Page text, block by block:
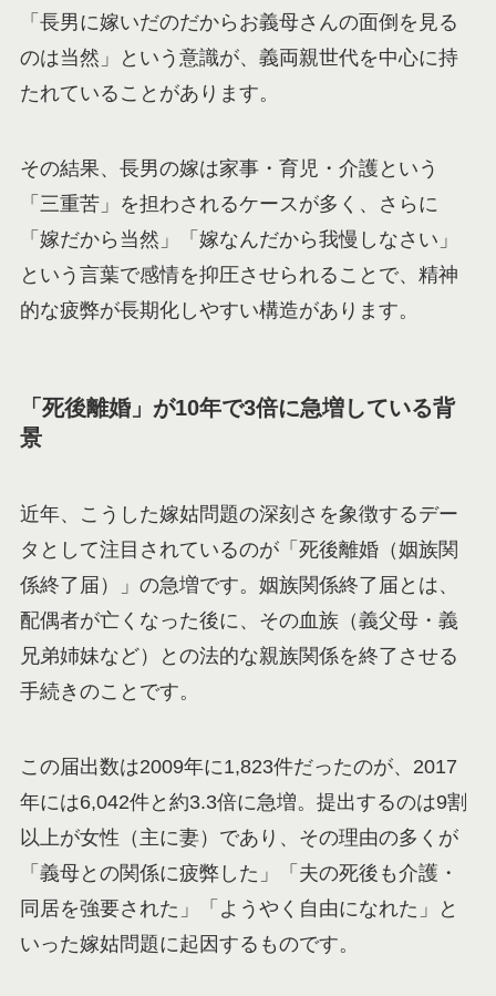
「長男に嫁いだのだからお義母さんの面倒を見る
のは当然」という意識が、義両親世代を中心に持
たれていることがあります。
その結果、長男の嫁は家事・育児・介護という
「三重苦」を担わされるケースが多く、さらに
「嫁だから当然」「嫁なんだから我慢しなさい」
という言葉で感情を抑圧させられることで、精神
的な疲弊が長期化しやすい構造があります。
「死後離婚」が10年で3倍に急増している背
景
近年、こうした嫁姑問題の深刻さを象徴するデー
タとして注目されているのが「死後離婚（姻族関
係終了届）」の急増です。姻族関係終了届とは、
配偶者が亡くなった後に、その血族（義父母・義
兄弟姉妹など）との法的な親族関係を終了させる
手続きのことです。
この届出数は2009年に1,823件だったのが、2017
年には6,042件と約3.3倍に急増。提出するのは9割
以上が女性（主に妻）であり、その理由の多くが
「義母との関係に疲弊した」「夫の死後も介護・
同居を強要された」「ようやく自由になれた」と
いった嫁姑問題に起因するものです。